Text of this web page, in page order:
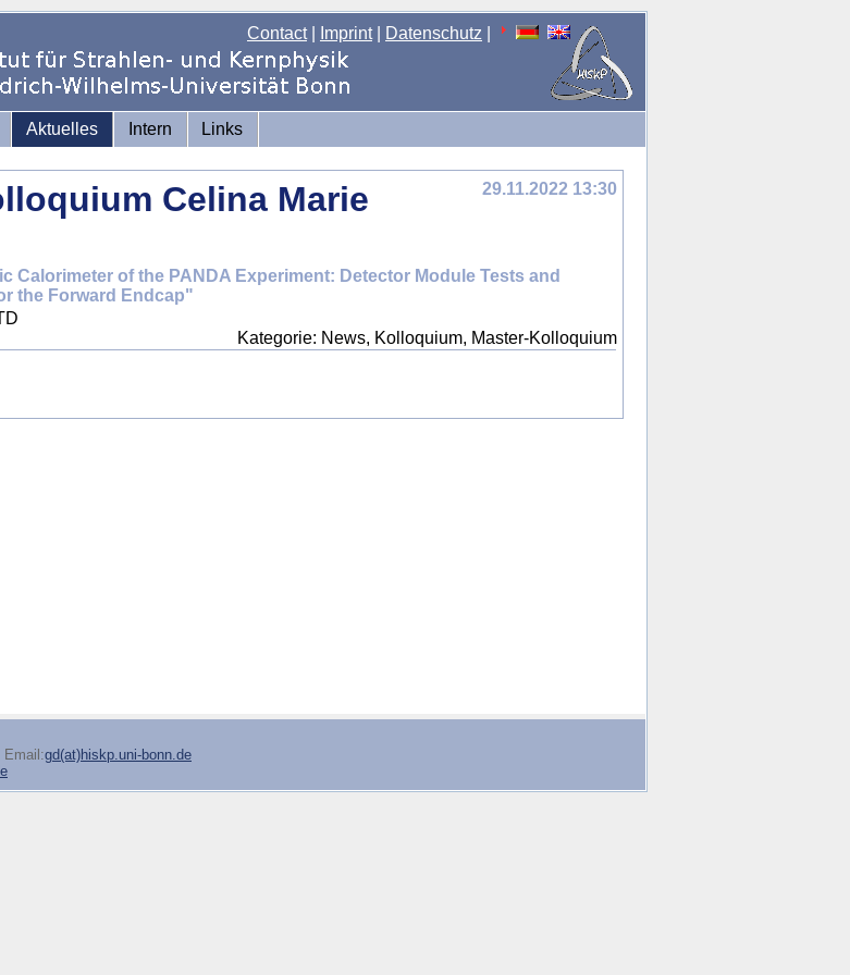
Contact| Imprint| Datenschutz
Aktuelles Intern Links
29.11.2022 13:30
Celina Marie
Calorimeter of the PANDA Experiment: Detector Module Tests and
the Forward Endcap"
Kategorie: News, Kolloquium, Master-Kolloquium
Email:gd(at)hiskp.uni-bonn.de